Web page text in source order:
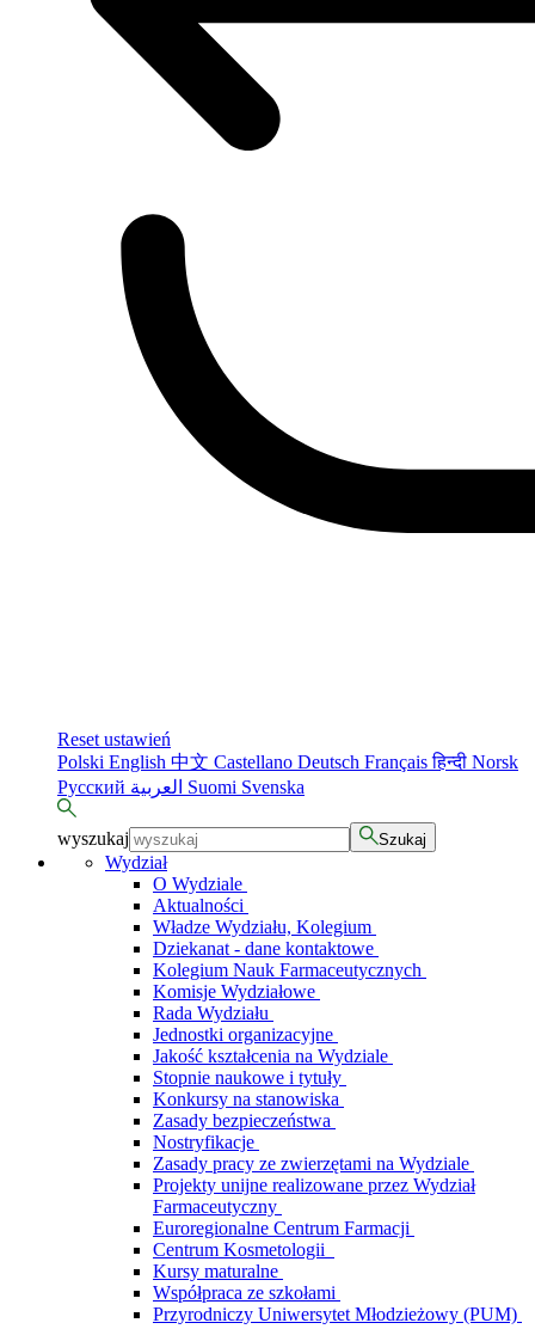
Reset ustawień
Polski English 中文 Castellano Deutsch Françaisहिन्दी Norsk
Русский
Suomi Svenska
wyszukaj Szukaj
Wydział
O Wydziale
Aktualności
Władze Wydziału, Kolegium
Dziekanat - dane kontaktowe
Kolegium Nauk Farmaceutycznych
Komisje Wydziałowe
Rada Wydziału
Jednostki organizacyjne
Jakość kształcenia na Wydziale
Stopnie naukowe i tytuły
Konkursy na stanowiska
Zasady bezpieczeństwa
Nostryfikacje
Zasady pracy ze zwierzętami na Wydziale
Projekty unijne realizowane przez Wydział
Farmaceutyczny
Euroregionalne Centrum Farmacji
Centrum Kosmetologii
Kursy maturalne
Współpraca ze szkołami
Przyrodniczy Uniwersytet Młodzieżowy (PUM)